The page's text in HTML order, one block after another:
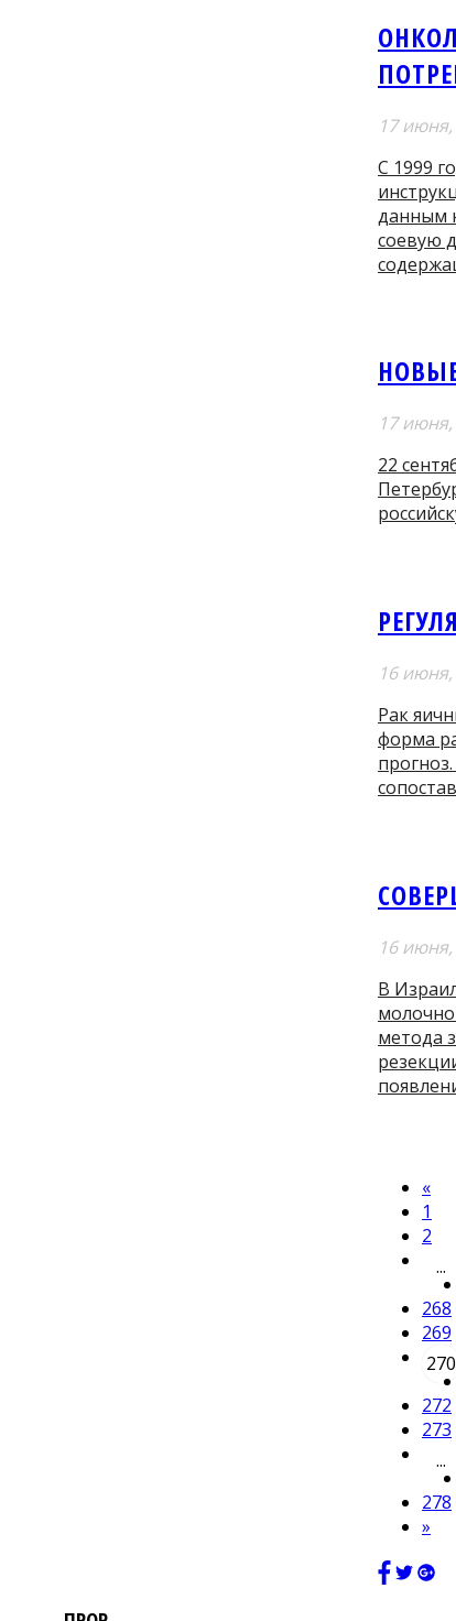
17
С 1999
данным
соевую
17
22
16
Рак
форма
16
В
метода
«
1
2
...
268
269
270
272
273
...
278
»